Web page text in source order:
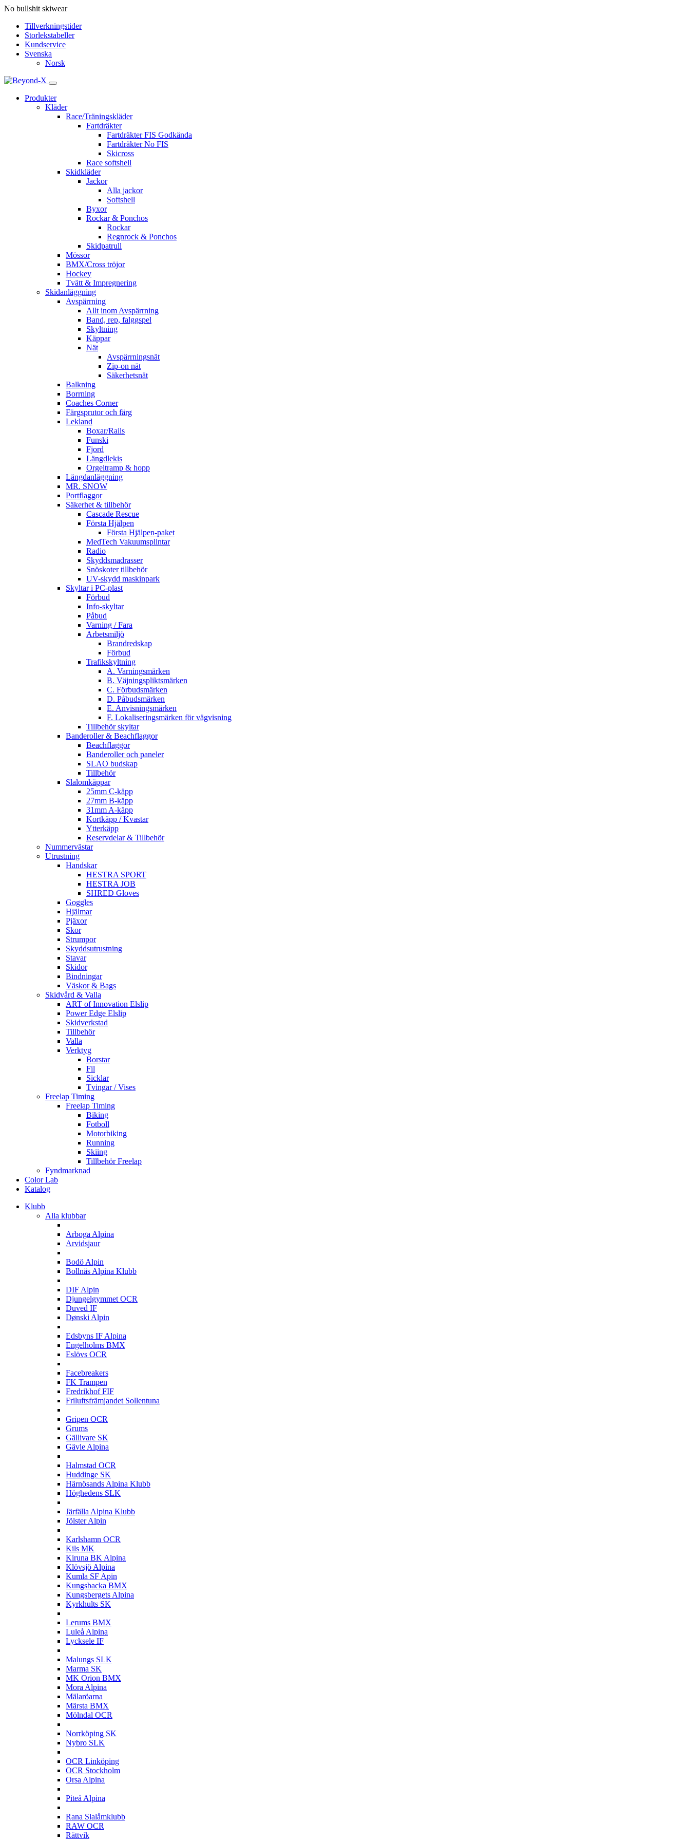
No bullshit skiwear
Tillverkningstider
Storlekstabeller
Kundservice
Svenska
Norsk
Produkter
Kläder
Race/Träningskläder
Fartdräkter
Fartdräkter FIS Godkända
Fartdräkter No FIS
Skicross
Race softshell
Skidkläder
Jackor
Alla jackor
Softshell
Byxor
Rockar & Ponchos
Rockar
Regnrock & Ponchos
Skidpatrull
Mössor
BMX/Cross tröjor
Hockey
Tvätt & Impregnering
Skidanläggning
Avspärrning
Allt inom Avspärrning
Band, rep, falggspel
Skyltning
Käppar
Nät
Avspärrningsnät
Zip-on nät
Säkerhetsnät
Balkning
Borrning
Coaches Corner
Färgsprutor och färg
Lekland
Boxar/Rails
Funski
Fjord
Längdlekis
Orgeltramp & hopp
Längdanläggning
MR. SNOW
Portflaggor
Säkerhet & tillbehör
Cascade Rescue
Första Hjälpen
Första Hjälpen-paket
MedTech Vakuumsplintar
Radio
Skyddsmadrasser
Snöskoter tillbehör
UV-skydd maskinpark
Skyltar i PC-plast
Förbud
Info-skyltar
Påbud
Varning / Fara
Arbetsmiljö
Brandredskap
Förbud
Trafikskyltning
A. Varningsmärken
B. Väjningspliktsmärken
C. Förbudsmärken
D. Påbudsmärken
E. Anvisningsmärken
F. Lokaliseringsmärken för vägvisning
Tillbehör skyltar
Banderoller & Beachflaggor
Beachflaggor
Banderoller och paneler
SLAO budskap
Tillbehör
Slalomkäppar
25mm C-käpp
27mm B-käpp
31mm A-käpp
Kortkäpp / Kvastar
Ytterkäpp
Reservdelar & Tillbehör
Nummervästar
Utrustning
Handskar
HESTRA SPORT
HESTRA JOB
SHRED Gloves
Goggles
Hjälmar
Pjäxor
Skor
Strumpor
Skyddsutrustning
Stavar
Skidor
Bindningar
Väskor & Bags
Skidvård & Valla
ART of Innovation Elslip
Power Edge Elslip
Skidverkstad
Tillbehör
Valla
Verktyg
Borstar
Fil
Sicklar
Tvingar / Vises
Freelap Timing
Freelap Timing
Biking
Fotboll
Motorbiking
Running
Skiing
Tillbehör Freelap
Fyndmarknad
Color Lab
Katalog
Klubb
Alla klubbar
Arboga Alpina
Arvidsjaur
Bodö Alpin
Bollnäs Alpina Klubb
DIF Alpin
Djungelgymmet OCR
Duved IF
Dønski Alpin
Edsbyns IF Alpina
Engelholms BMX
Eslövs OCR
Facebreakers
FK Trampen
Fredrikhof FIF
Friluftsfrämjandet Sollentuna
Gripen OCR
Grums
Gällivare SK
Gävle Alpina
Halmstad OCR
Huddinge SK
Härnösands Alpina Klubb
Höghedens SLK
Järfälla Alpina Klubb
Jölster Alpin
Karlshamn OCR
Kils MK
Kiruna BK Alpina
Klövsjö Alpina
Kumla SF Apin
Kungsbacka BMX
Kungsbergets Alpina
Kyrkhults SK
Lerums BMX
Luleå Alpina
Lycksele IF
Malungs SLK
Marma SK
MK Orion BMX
Mora Alpina
Mälaröarna
Märsta BMX
Mölndal OCR
Norrköping SK
Nybro SLK
OCR Linköping
OCR Stockholm
Orsa Alpina
Piteå Alpina
Rana Slalåmklubb
RAW OCR
Rättvik